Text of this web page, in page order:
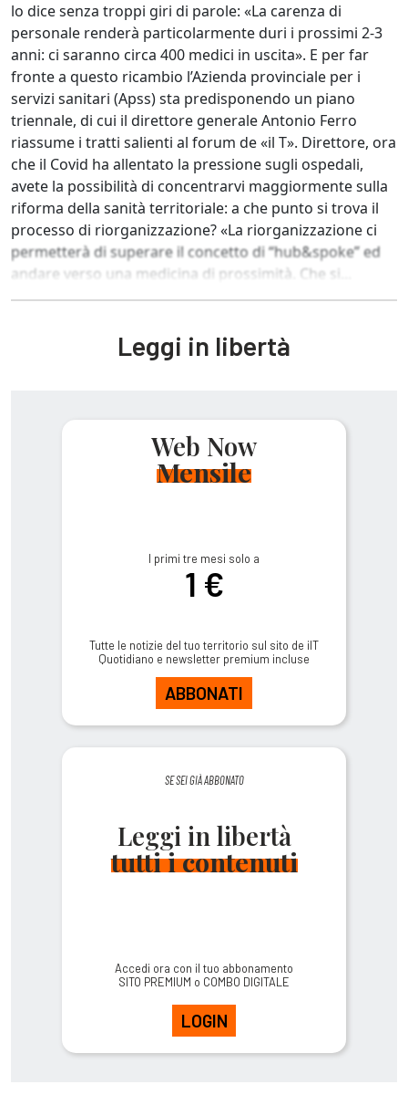
lo dice senza troppi giri di parole: «La carenza di
personale renderà particolarmente duri i prossimi 2-3
anni: ci saranno circa 400 medici in uscita». E per far
fronte a questo ricambio l’Azienda provinciale per i
servizi sanitari (Apss) sta predisponendo un piano
triennale, di cui il direttore generale Antonio Ferro
riassume i tratti salienti al forum de «il T». Direttore, ora
che il Covid ha allentato la pressione sugli ospedali,
avete la possibilità di concentrarvi maggiormente sulla
riforma della sanità territoriale: a che punto si trova il
processo di riorganizzazione? «La riorganizzazione ci
permetterà di superare il concetto di “hub&spoke” ed
andare verso una medicina di prossimità. Che si...
Leggi in libertà
Web Now
Mensile
I primi tre mesi solo a
1 €
Tutte le notizie del tuo territorio sul sito de ilT
Quotidiano e newsletter premium incluse
ABBONATI
SE SEI GIÀ ABBONATO
Leggi in libertà
tutti i contenuti
Accedi ora con il tuo abbonamento
SITO PREMIUM o COMBO DIGITALE
LOGIN